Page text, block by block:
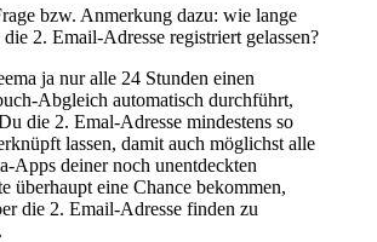
bzw. Anmerkung dazu: wie lange
2. Email-Adresse registriert gelassen?
ja nur alle 24 Stunden einen
Abgleich automatisch durchführt,
die 2. Emal-Adresse mindestens so
lassen, damit auch möglichst alle
Apps deiner noch unentdeckten
überhaupt eine Chance bekommen,
die 2. Email-Adresse finden zu